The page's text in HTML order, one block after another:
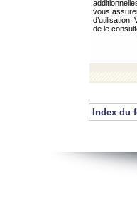
vous
de le
Index du